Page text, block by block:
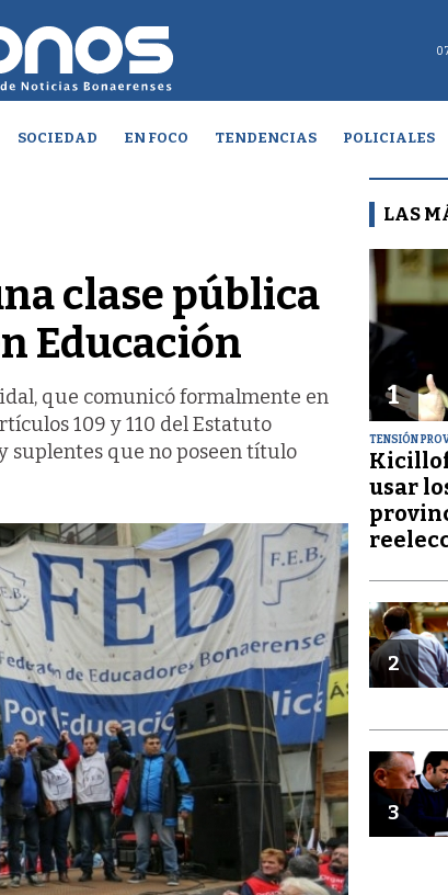
SOCIEDAD EN FOCO TENDENCIAS POLICIALES
clase pública
Educación
que comunicó formalmente en
109 y 110 del Estatuto
suplentes que no poseen título
LAS
1
TENSIÓN
Kicillof
usar
2
3